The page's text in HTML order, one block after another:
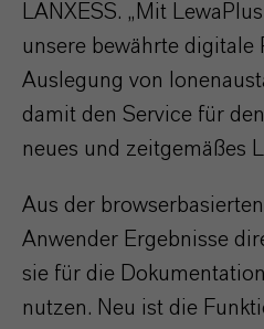
LANXESS. „Mit
unsere bewährte
Auslegung von
damit den Service für
neues und zeitgemäßes
Aus der
Anwender Ergebnisse
sie für die
nutzen. Neu ist die